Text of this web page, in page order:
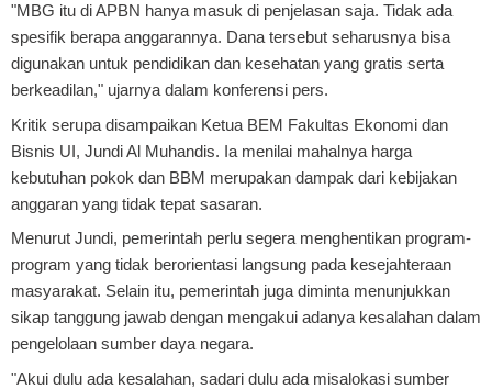
"MBG itu di APBN hanya masuk di penjelasan saja. Tidak ada
spesifik berapa anggarannya. Dana tersebut seharusnya bisa
digunakan untuk pendidikan dan kesehatan yang gratis serta
berkeadilan," ujarnya dalam konferensi pers.
Kritik serupa disampaikan Ketua BEM Fakultas Ekonomi dan
Bisnis UI, Jundi Al Muhandis. Ia menilai mahalnya harga
kebutuhan pokok dan BBM merupakan dampak dari kebijakan
anggaran yang tidak tepat sasaran.
Menurut Jundi, pemerintah perlu segera menghentikan program-
program yang tidak berorientasi langsung pada kesejahteraan
masyarakat. Selain itu, pemerintah juga diminta menunjukkan
sikap tanggung jawab dengan mengakui adanya kesalahan dalam
pengelolaan sumber daya negara.
"Akui dulu ada kesalahan, sadari dulu ada misalokasi sumber